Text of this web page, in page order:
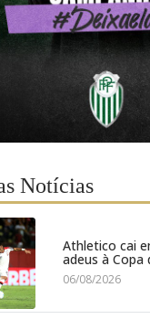
Notícias
Athletico cai
adeus à Copa
06/08/2026